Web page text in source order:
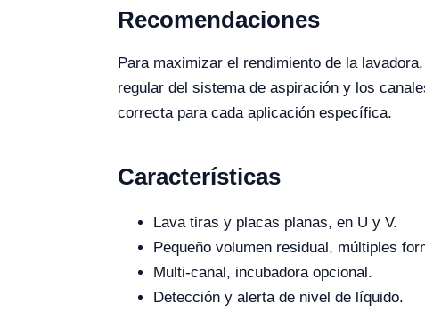
Recomendaciones
Para maximizar el rendimiento de la
regular del sistema de aspiración y los
correcta para cada aplicación específica.
Características
Lava tiras y placas planas, en U y V.
Pequeño volumen residual, múltiples
Multi-canal, incubadora opcional.
Detección y alerta de nivel de líquido.